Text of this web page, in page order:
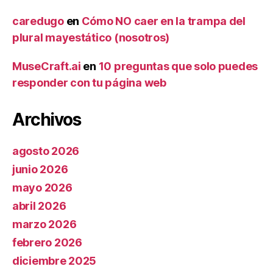
caredugoen Cómo NO caer en la trampa del
plural mayestático (nosotros)
MuseCraft.ai en 10 preguntas que solo puedes
responder con tu página web
Archivos
agosto 2026
junio 2026
mayo 2026
abril 2026
marzo 2026
febrero 2026
diciembre 2025